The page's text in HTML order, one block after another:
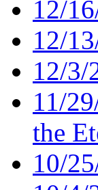
12/
12/
12/3/
11/
the
10/